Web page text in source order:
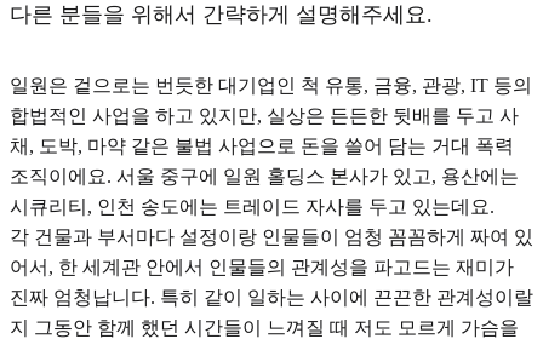
다른 분들을 위해서 간략하게 설명해주세요.
일원은 겉으로는 번듯한 대기업인 척 유통, 금융, 관광, IT 등의
합법적인 사업을 하고 있지만, 실상은 든든한 뒷배를 두고 사
채, 도박, 마약 같은 불법 사업으로 돈을 쓸어 담는 거대 폭력
조직이에요. 서울 중구에 일원 홀딩스 본사가 있고, 용산에는
시큐리티, 인천 송도에는 트레이드 자사를 두고 있는데요.
각 건물과 부서마다 설정이랑 인물들이 엄청 꼼꼼하게 짜여 있
어서, 한 세계관 안에서 인물들의 관계성을 파고드는 재미가
진짜 엄청납니다. 특히 같이 일하는 사이에 끈끈한 관계성이랄
지 그동안 함께 했던 시간들이 느껴질 때 저도 모르게 가슴을